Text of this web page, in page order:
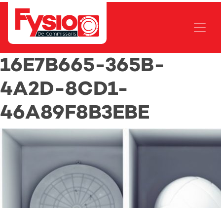
16E7B665-365B-
4A2D-8CD1-
46A89F8B3EBE